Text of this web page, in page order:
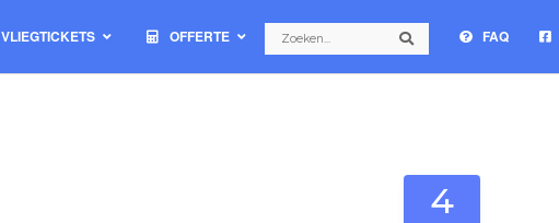
VLIEGTICKETS OFFERTE Search Search FAQ
4